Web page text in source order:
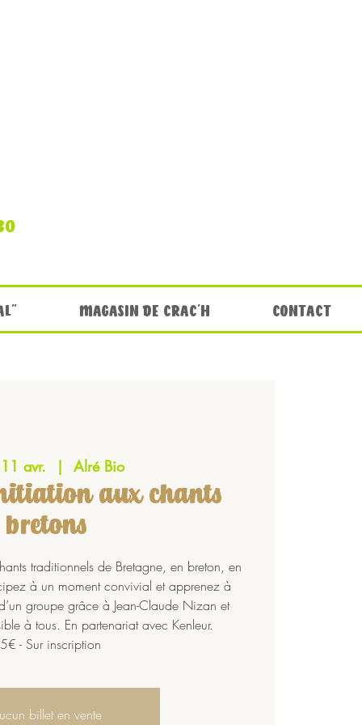
MAGASIN DE CRAC'H CONTACT
avr.
  |
Alré Bio
aux chants
bretons
traditionnels de Bretagne, en breton, en
à un moment convivial et apprenez à
groupe grâce à Jean-Claude Nizan et
à tous. En partenariat avec Kenleur.
- Sur inscription
billet en vente